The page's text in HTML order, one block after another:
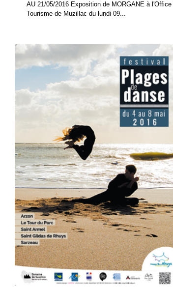
AU 21/05/2016 Exposition de MORGANE à l'Office
Tourisme de Muzillac du lundi 09...